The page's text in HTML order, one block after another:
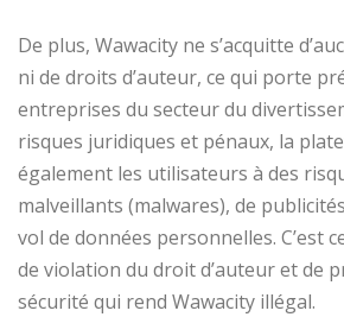
De plus, Wawacity ne s’acquitte
ni de droits d’auteur, ce qui porte
entreprises du secteur du
risques juridiques et pénaux, la
également les utilisateurs à des
malveillants (malwares), de
vol de données personnelles. C’est
de violation du droit d’auteur et de
sécurité qui rend Wawacity illégal.